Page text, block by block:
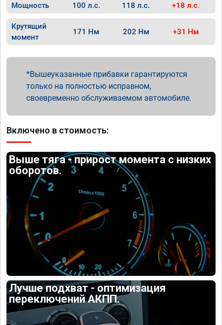
Мощность 100 л.с. 118 л.с. +18 л.с.
Крутящий
момент
171 Нм 202 Нм +31 Нм
Вышеуказанные прибавки гарантируются
только на полностью исправном,
своевременно обслуживаемом автомобиле.
Включено в стоимость:
Выше тяга - прирост момента с низких
оборотов.
Лучше подхват - оптимизация
переключений АКПП.